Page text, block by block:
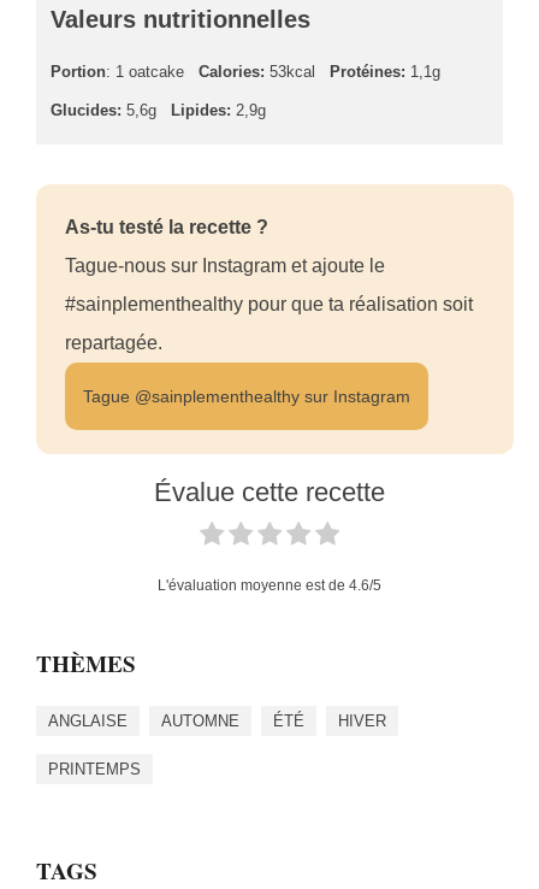
Valeurs nutritionnelles
Portion: 1 oatcake Calories: 53kcal Protéines: 1,1g
Glucides: 5,6g Lipides: 2,9g
As-tu testé la recette ?
Tague-nous sur Instagram et ajoute le
#sainplementhealthy pour que ta réalisation soit
repartagée.
Tague @sainplementhealthy sur Instagram
Évalue cette recette
L'évaluation moyenne est de 4.6/5
THÈMES
ANGLAISE AUTOMNE ÉTÉ HIVER
PRINTEMPS
TAGS